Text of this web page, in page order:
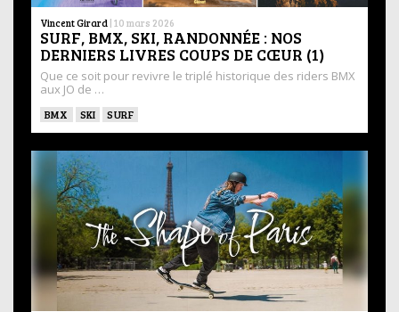
Vincent Girard | 10 mars 2026
SURF, BMX, SKI, RANDONNÉE : NOS
DERNIERS LIVRES COUPS DE CŒUR (1)
Que ce soit pour revivre le triplé historique des riders BMX
aux JO de …
BMX SKI SURF